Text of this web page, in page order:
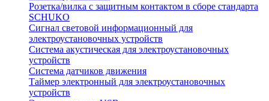
Розетка/вилка с защитным контактом в сборе стандарта
SCHUKO
Сигнал световой информационный для
электроустановочных устройств
Система акустическая для электроустановочных
устройств
Система датчиков движения
Таймер электронный для электроустановочных
устройств